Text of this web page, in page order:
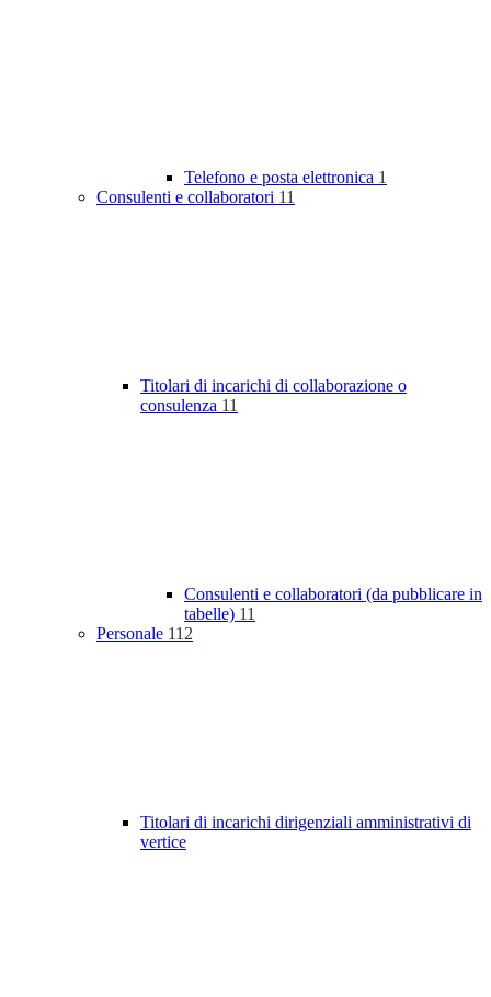
Telefono e posta elettronica 1
Consulenti e collaboratori 11
Titolari di incarichi di collaborazione o
consulenza 11
Consulenti e collaboratori (da pubblicare in
tabelle) 11
Personale 112
Titolari di incarichi dirigenziali amministrativi di
vertice